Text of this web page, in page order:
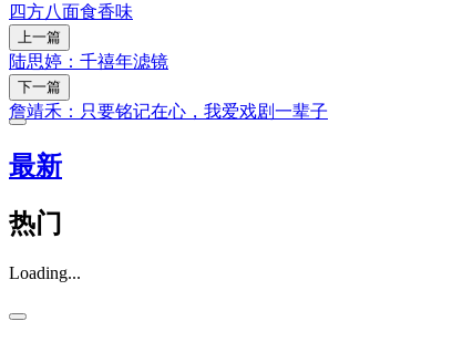
四方八面食香味
上一篇
陆思婷：千禧年滤镜
下一篇
詹靖禾：只要铭记在心，我爱戏剧一辈子
最新
热门
Loading...